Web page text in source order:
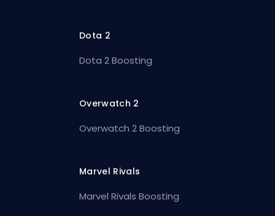
Dota 2
Dota 2 Boosting
Overwatch 2
Overwatch 2 Boosting
Marvel Rivals
Marvel Rivals Boosting